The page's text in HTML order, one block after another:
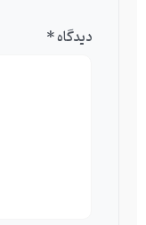
دیدگاه*